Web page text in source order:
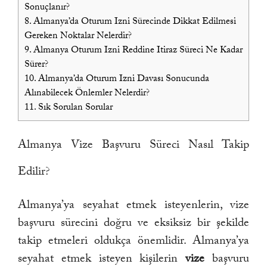
Sonuçlanır?
8. Almanya’da Oturum Izni Sürecinde Dikkat Edilmesi
Gereken Noktalar Nelerdir?
9. Almanya Oturum Izni Reddine Itiraz Süreci Ne Kadar
Sürer?
10. Almanya’da Oturum Izni Davası Sonucunda
Alınabilecek Önlemler Nelerdir?
11. Sık Sorulan Sorular
Almanya Vize Başvuru Süreci Nasıl Takip
Edilir?
Almanya’ya seyahat etmek isteyenlerin, vize
başvuru sürecini doğru ve eksiksiz bir şekilde
takip etmeleri oldukça önemlidir. Almanya’ya
seyahat etmek isteyen kişilerinvize başvuru